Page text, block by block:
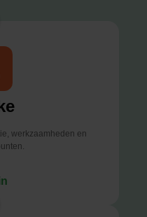
werkzaamheden en